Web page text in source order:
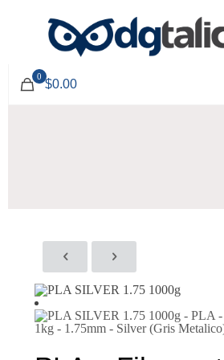
0
$0.00